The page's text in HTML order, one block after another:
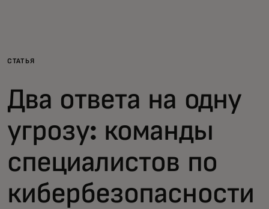
Для бизнеса
Для всего мира
Для новаторов
Новости и тренды
СТАТЬЯ
Два ответа на одну
угрозу: команды
специалистов по
кибербезопасности